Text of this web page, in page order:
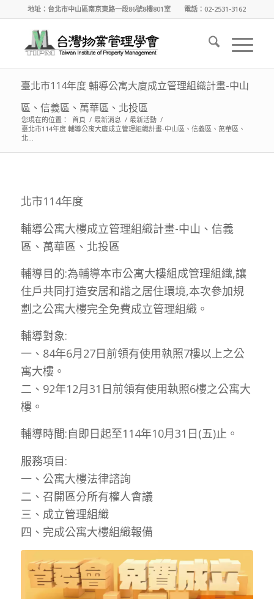
地址：台北市中山區南京東路一段86號8樓801室 電話：02-2531-3162
臺北市114年度 輔導公寓大廈成立管理組織計畫-中山
區、信義區、萬華區、北投區
您現在的位置： 首頁 / 最新消息 / 最新活動 /
臺北市114年度 輔導公寓大廈成立管理組織計畫-中山區、信義區、萬華區、
北...
北市114年度
輔導公寓大樓成立管理組織計畫-中山、信義
區、萬華區、北投區
輔導目的:為輔導本市公寓大樓組成管理組織,讓
住戶共同打造安居和諧之居住環境,本次參加規
劃之公寓大樓完全免費成立管理組織。
輔導對象:
一、84年6月27日前領有使用執照7樓以上之公
寓大樓。
二、92年12月31日前領有使用執照6樓之公寓大
樓。
輔導時間:自即日起至114年10月31日(五)止。
服務項目:
一、公寓大樓法律諮詢
二、召開區分所有權人會議
三、成立管理組織
四、完成公寓大樓組織報備